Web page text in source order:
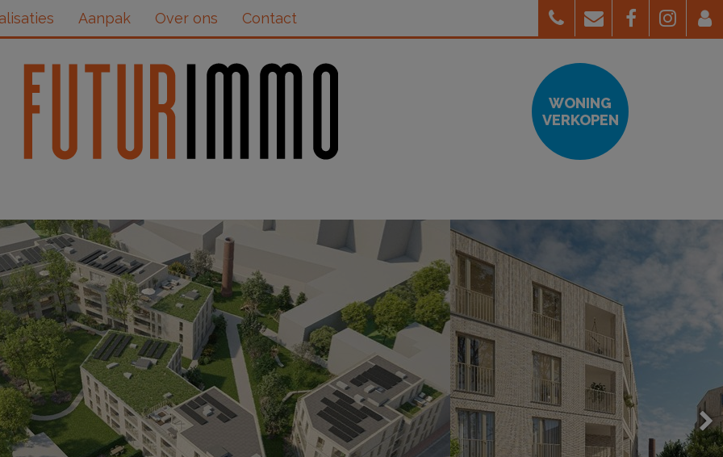
Aanpak Over ons Contact
WONING
VERKOPEN